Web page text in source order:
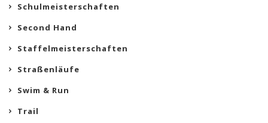
Schulmeisterschaften
Second Hand
Staffelmeisterschaften
Straßenläufe
Swim & Run
Trail